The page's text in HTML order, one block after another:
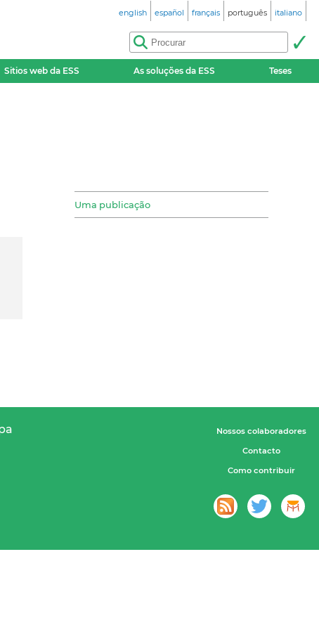
english español français português italiano
Sitios web da ESS As soluções da ESS Teses
Uma publicação
Nossos colaboradores
Contacto
Como contribuir